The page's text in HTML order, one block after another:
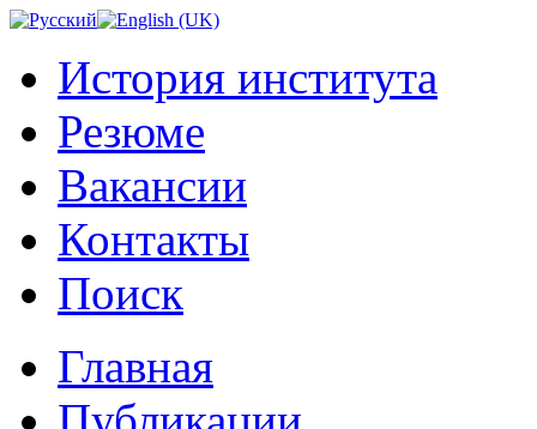
История института
Резюме
Вакансии
Контакты
Поиск
Главная